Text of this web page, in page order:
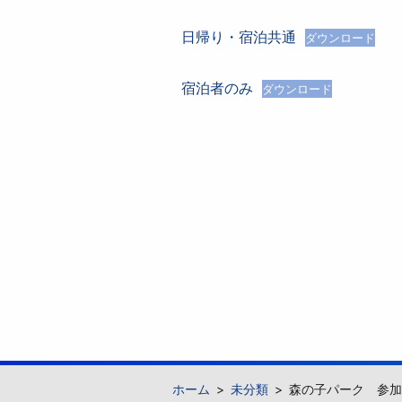
日帰り・宿泊共通 ダウンロード
宿泊者のみ ダウンロード
ホーム 未分類 森の子パーク 参